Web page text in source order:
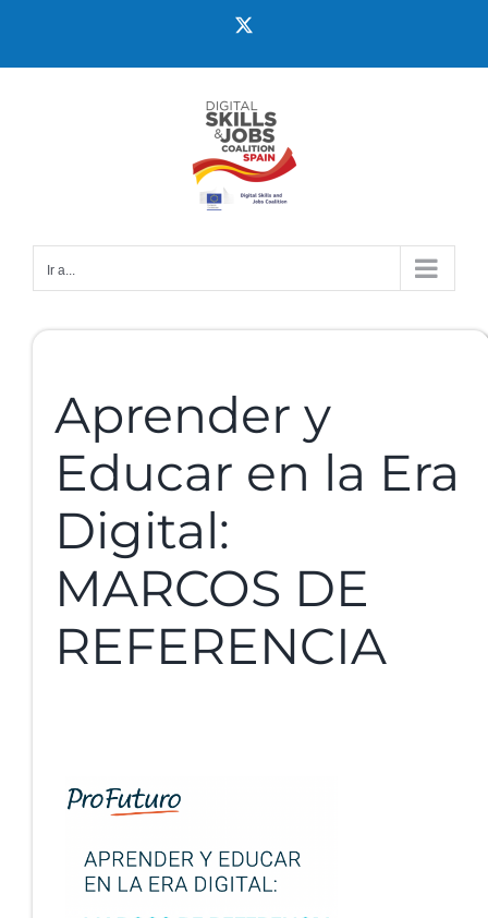
Ir a...
Aprender y
Educar en la Era
Digital:
MARCOS DE
REFERENCIA